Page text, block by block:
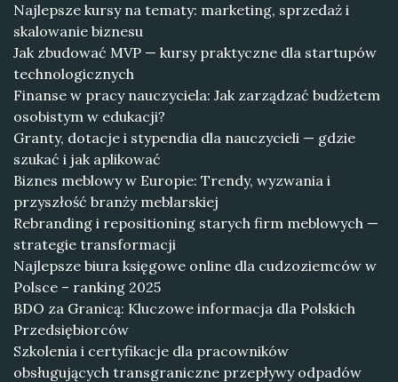
Najlepsze kursy na tematy: marketing, sprzedaż i
skalowanie biznesu
Jak zbudować MVP — kursy praktyczne dla startupów
technologicznych
Finanse w pracy nauczyciela: Jak zarządzać budżetem
osobistym w edukacji?
Granty, dotacje i stypendia dla nauczycieli — gdzie
szukać i jak aplikować
Biznes meblowy w Europie: Trendy, wyzwania i
przyszłość branży meblarskiej
Rebranding i repositioning starych firm meblowych —
strategie transformacji
Najlepsze biura księgowe online dla cudzoziemców w
Polsce – ranking 2025
BDO za Granicą: Kluczowe informacja dla Polskich
Przedsiębiorców
Szkolenia i certyfikacje dla pracowników
obsługujących transgraniczne przepływy odpadów